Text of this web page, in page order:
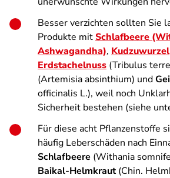
Besser verzichten sollten Sie
Produkte mitSchlafbeere
Ashwagandha), Kudzuwurzel
Erdstachelnuss (Tribulus
(Artemisia absinthium) und
officinalis L.), weil noch
Sicherheit bestehen (siehe
Für diese acht Pflanzenstoffe
häufig Leberschäden nach
Schlafbeere (Withania
Baikal-Helmkraut(Chin.